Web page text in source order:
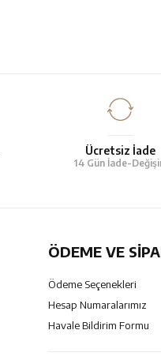
Ücretsiz İade
14 Gün İade-
ÖDEME VE
Ödeme Seçenekleri
Hesap Numaralarımız
Havale Bildirim Formu